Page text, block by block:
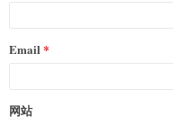
Email
网站